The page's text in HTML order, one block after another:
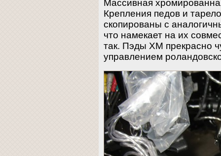
Массивная
Крепления педов и
скопированы с
что намекает на их
так. Пэды XM прекрасно
управлением